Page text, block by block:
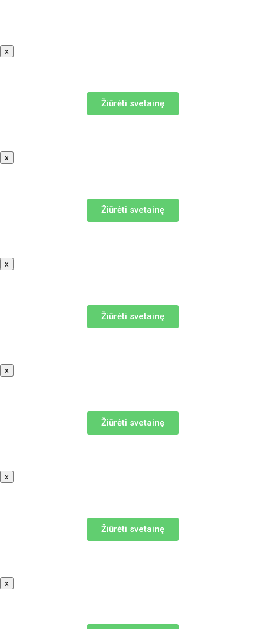
x
Žiūrėti svetainę
x
Žiūrėti svetainę
x
Žiūrėti svetainę
x
Žiūrėti svetainę
x
Žiūrėti svetainę
x